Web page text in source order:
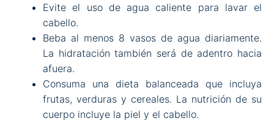
Evite el uso de agua caliente para lavar el
cabello.
Beba al menos 8 vasos de agua diariamente.
La hidratación también será de adentro hacia
afuera.
Consuma una dieta balanceada que incluya
frutas, verduras y cereales. La nutrición de su
cuerpo incluye la piel y el cabello.